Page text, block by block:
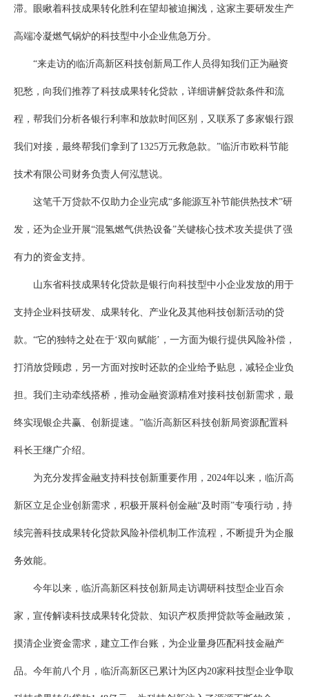
滞。眼瞅着科技成果转化胜利在望却被迫搁浅，这家主要研发生产
高端冷凝燃气锅炉的科技型中小企业焦急万分。
“来走访的临沂高新区科技创新局工作人员得知我们正为融资
犯愁，向我们推荐了科技成果转化贷款，详细讲解贷款条件和流
程，帮我们分析各银行利率和放款时间区别，又联系了多家银行跟
我们对接，最终帮我们拿到了1325万元救急款。”临沂市欧科节能
技术有限公司财务负责人何泓慧说。
这笔千万贷款不仅助力企业完成“多能源互补节能供热技术”研
发，还为企业开展“混氢燃气供热设备”关键核心技术攻关提供了强
有力的资金支持。
山东省科技成果转化贷款是银行向科技型中小企业发放的用于
支持企业科技研发、成果转化、产业化及其他科技创新活动的贷
款。“它的独特之处在于‘双向赋能’，一方面为银行提供风险补偿，
打消放贷顾虑，另一方面对按时还款的企业给予贴息，减轻企业负
担。我们主动牵线搭桥，推动金融资源精准对接科技创新需求，最
终实现银企共赢、创新提速。”临沂高新区科技创新局资源配置科
科长王继广介绍。
为充分发挥金融支持科技创新重要作用，2024年以来，临沂高
新区立足企业创新需求，积极开展科创金融“及时雨”专项行动，持
续完善科技成果转化贷款风险补偿机制工作流程，不断提升为企服
务效能。
今年以来，临沂高新区科技创新局走访调研科技型企业百余
家，宣传解读科技成果转化贷款、知识产权质押贷款等金融政策，
摸清企业资金需求，建立工作台账，为企业量身匹配科技金融产
品。今年前八个月，临沂高新区已累计为区内20家科技型企业争取